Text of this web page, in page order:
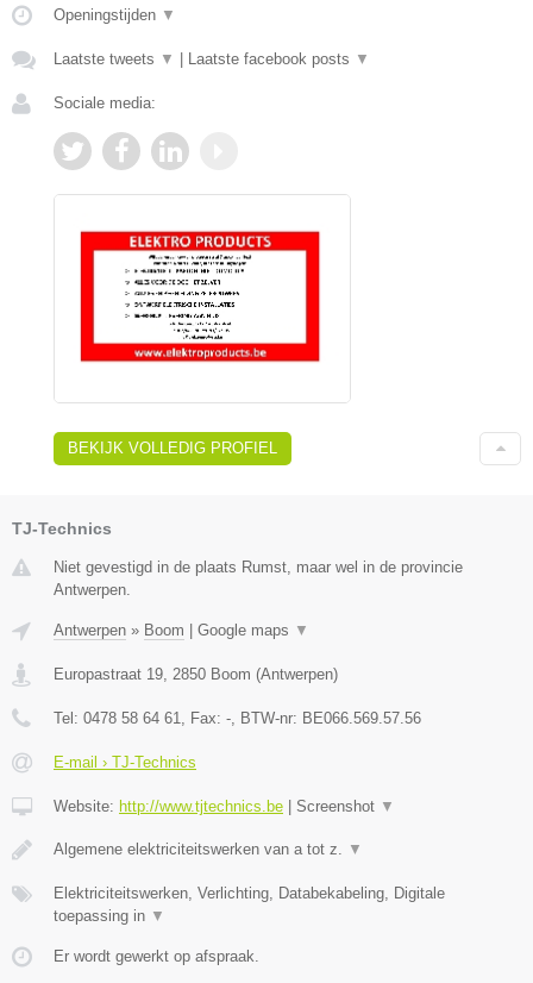
Openingstijden ▼
Laatste tweets ▼ Laatste facebook posts ▼
Sociale media:
BEKIJK VOLLEDIG PROFIEL
TJ-Technics
Niet gevestigd in de plaats Rumst, maar wel in de provincie
Antwerpen.
Antwerpen » Boom Google maps ▼
Europastraat 19, 2850 Boom (Antwerpen)
Tel: 0478 58 64 61, Fax: -, BTW-nr: BE066.569.57.56
E-mail › TJ-Technics
Website: http://www.tjtechnics.be Screenshot ▼
Algemene elektriciteitswerken van a tot z. ▼
Elektriciteitswerken, Verlichting, Databekabeling, Digitale
toepassing in ▼
Er wordt gewerkt op afspraak.